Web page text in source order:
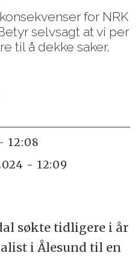
for NRK
selvsagt at vi per
til å dekke saker,
12:08
- 12:09
søkte tidligere i år
i Ålesund til en